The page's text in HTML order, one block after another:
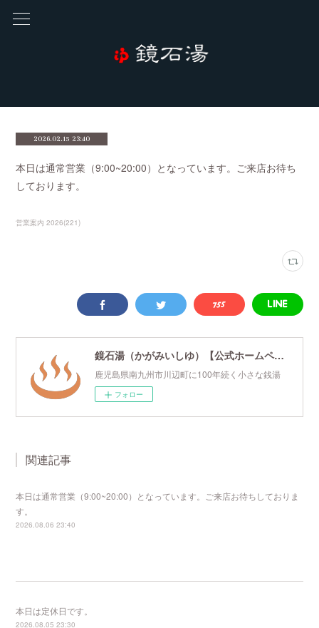
2026.02.15 23:40
本日は通常営業（9:00~20:00）となっています。ご来店お待ち
しております。
営業案内 2026(221)
鏡石湯（かがみいしゆ）【公式ホームページ】
鹿児島県南九州市川辺町に100年続く小さな銭湯
フォロー
関連記事
本日は通常営業（9:00~20:00）となっています。ご来店お待ちしておりま
す。
2026.08.06 23:40
本日は定休日です。
2026.08.05 23:30